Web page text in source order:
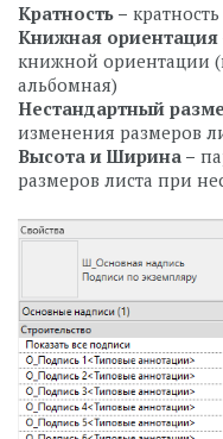
Кратность – кратность
Книжная ориентация
книжной ориентации
альбомная)
Нестандартный
изменения размеров
Высота и Ширина –
размеров листа при